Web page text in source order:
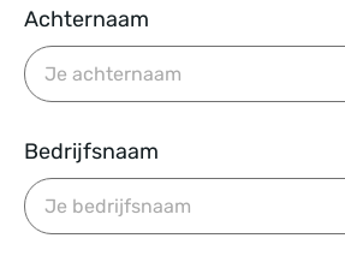
Achternaam
Bedrijfsnaam